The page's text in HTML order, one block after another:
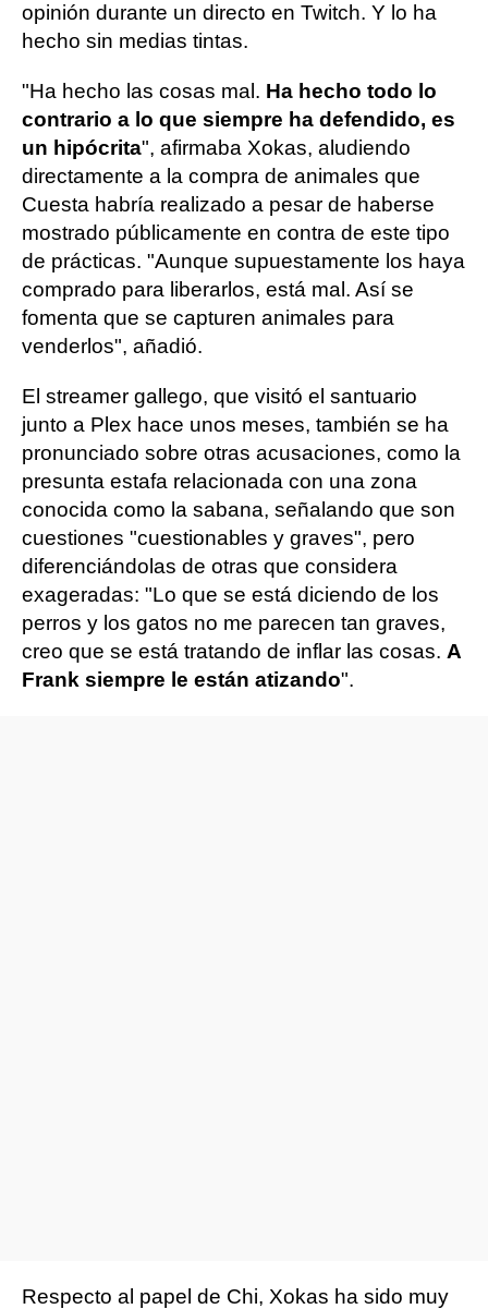
opinión durante un directo en Twitch. Y lo ha
hecho sin medias tintas.
"Ha hecho las cosas mal. Ha hecho todo lo
contrario a lo que siempre ha defendido, es
un hipócrita", afirmaba Xokas, aludiendo
directamente a la compra de animales que
Cuesta habría realizado a pesar de haberse
mostrado públicamente en contra de este tipo
de prácticas. "Aunque supuestamente los haya
comprado para liberarlos, está mal. Así se
fomenta que se capturen animales para
venderlos", añadió.
El streamer gallego, que visitó el santuario
junto a Plex hace unos meses, también se ha
pronunciado sobre otras acusaciones, como la
presunta estafa relacionada con una zona
conocida como la sabana, señalando que son
cuestiones "cuestionables y graves", pero
diferenciándolas de otras que considera
exageradas: "Lo que se está diciendo de los
perros y los gatos no me parecen tan graves,
creo que se está tratando de inflar las cosas. A
Frank siempre le están atizando".
Respecto al papel de Chi, Xokas ha sido muy